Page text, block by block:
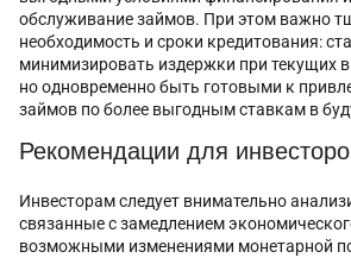
обслуживание займов. При этом важно
необходимость и сроки кредитования:
минимизировать издержки при текущих
но одновременно быть готовыми к
займов по более выгодным ставкам в
Рекомендации для
Инвесторам следует внимательно
связанные с замедлением
возможными изменениями монетарной